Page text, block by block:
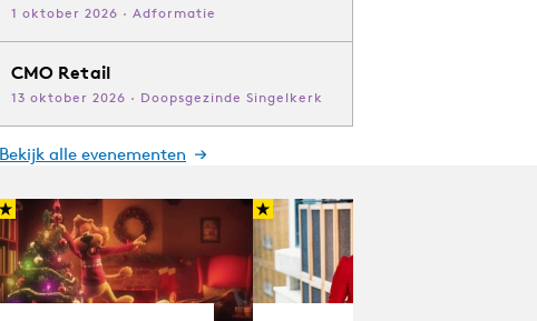
1 oktober 2026 · Adformatie
CMO Retail
13 oktober 2026 · Doopsgezinde Singelkerk
Bekijk alle evenementen